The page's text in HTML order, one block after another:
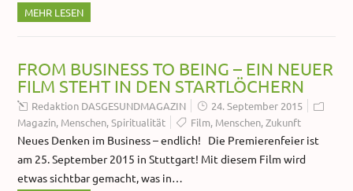
MEHR LESEN
FROM BUSINESS TO BEING – EIN NEUER
FILM STEHT IN DEN STARTLÖCHERN
Redaktion DASGESUNDMAGAZIN
24. September 2015
Magazin, Menschen,Spiritualität Film, Menschen,Zukunft
Neues Denken im Business – endlich! Die Premierenfeier ist
am 25. September 2015 in Stuttgart! Mit diesem Film wird
etwas sichtbar gemacht, was in…